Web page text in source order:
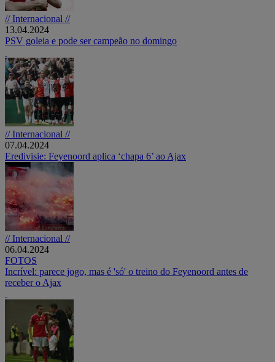
// Internacional //
13.04.2024
PSV goleia e pode ser campeão no domingo
// Internacional //
07.04.2024
Eredivisie: Feyenoord aplica ‘chapa 6’ ao Ajax
// Internacional //
06.04.2024
FOTOS
Incrível: parece jogo, mas é 'só' o treino do Feyenoord antes de
receber o Ajax